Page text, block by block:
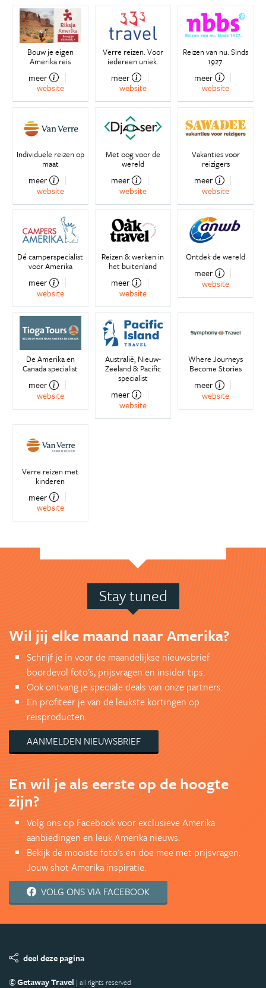
Bouw je eigen
Amerika reis
meer
website
Verre reizen. Voor
iedereen uniek.
meer
website
Reizen van nu. Sinds
1927.
meer
website
Individuele reizen op
maat
meer
website
Met oog voor de
wereld
meer
website
Vakanties voor
reizigers
meer
website
Dé camperspecialist
voor Amerika
meer
website
Reizen & werken in
het buitenland
meer
website
Ontdek de wereld
meer
website
De Amerika en
Canada specialist
meer
website
Australië, Nieuw-
Zeeland & Pacific
specialist
meer
website
Where Journeys
Become Stories
meer
website
Verre reizen met
kinderen
meer
website
Stay tuned
Wil jij elke maand naar Amerika?
Schrijf je in voor de maandelijkse nieuwsbrief
boordevol foto's, prijsvragen en insider tips.
Ook ontvang je speciale deals van onze partners.
En profiteer je van de leukste kortingen op
reisproducten.
AANMELDEN NIEUWSBRIEF
En wil je als eerste op de hoogte
zijn?
Volg ons op Facebook voor exclusieve Amerika
aanbiedingen en leuk Amerika nieuws.
Bekijk de mooiste foto's en doe mee met prijsvragen.
Jouw shot Amerika inspiratie.
VOLG ONS VIA FACEBOOK
deel deze pagina
© Getaway Travel | all rights reserved